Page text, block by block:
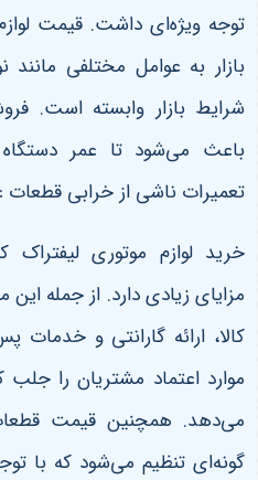
توجه ویژه‌ای داشت. قیمت
بازار به عوامل مختلفی مانند
شرایط بازار وابسته است.
باعث می‌شود تا عمر
تعمیرات ناشی از خرابی
خرید لوازم موتوری لیفتراک
مزایای زیادی دارد. از جمله
کالا، ارائه گارانتی و
موارد اعتماد مشتریان را
می‌دهد. همچنین قیمت
گونه‌ای تنظیم می‌شود که با